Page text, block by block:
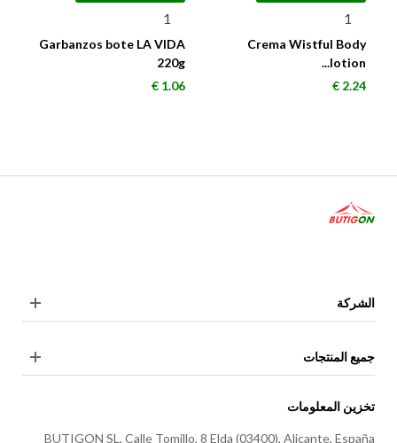
Crema Wistful Body
lotion...
السعر
2.24 €
Garbanzos bote LA VIDA
220g
السعر
1.06 €
الشركة
جميع المنتجات
تخزين المعلومات
BUTIGON SL, Calle Tomillo, 8 Elda (03400), Alicante, España